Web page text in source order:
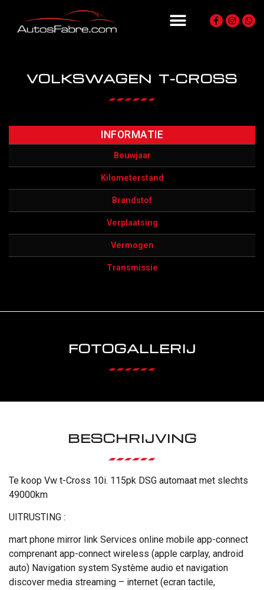
VOLKSWAGEN T-CROSS
INFORMATIE
Bouwjaar
Kilometerstand
Brandstof
Verplaatsing
Vermogen
Transmissie
FOTOGALLERIJ
BESCHRIJVING
Te koop Vw t-Cross 10i. 115pk DSG automaat met slechts
49000km
UITRUSTING :
mart phone mirror link Services online mobile app-connect
comprenant app-connect wireless (apple carplay, android
auto) Navigation system Système audio et navigation
discover media streaming – internet (ecran tactile,